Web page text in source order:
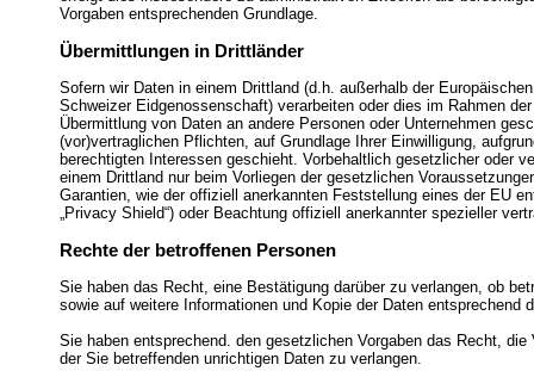
Vorgaben entsprechenden Grundlage.
Übermittlungen in Drittländer
Sofern wir Daten in einem Drittland (d.h. außerhalb der
Schweizer Eidgenossenschaft) verarbeiten oder dies im Rahmen
Übermittlung von Daten an andere Personen oder Unternehmen
(vor)vertraglichen Pflichten, auf Grundlage Ihrer Einwilligung,
berechtigten Interessen geschieht. Vorbehaltlich gesetzlicher oder
einem Drittland nur beim Vorliegen der gesetzlichen
Garantien, wie der offiziell anerkannten Feststellung eines der EU
„Privacy Shield“) oder Beachtung offiziell anerkannter spezieller
Rechte der betroffenen Personen
Sie haben das Recht, eine Bestätigung darüber zu verlangen, ob
sowie auf weitere Informationen und Kopie der Daten entsprechend
Sie haben entsprechend. den gesetzlichen Vorgaben das Recht,
der Sie betreffenden unrichtigen Daten zu verlangen.